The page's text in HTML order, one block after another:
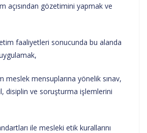
açısından gözetimini yapmak ve
faaliyetleri sonucunda bu alanda
meslek mensuplarına yönelik sınav,
disiplin ve soruşturma işlemlerini
ile mesleki etik kurallarını